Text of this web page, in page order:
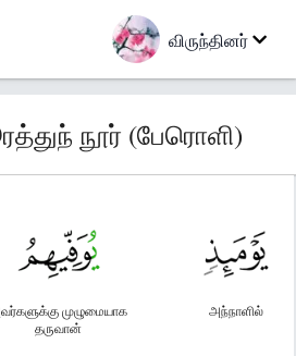
விருந்தினர்
நூர் (பேரொளி)
அந்நாளில்
முழுமையாக
தருவான்